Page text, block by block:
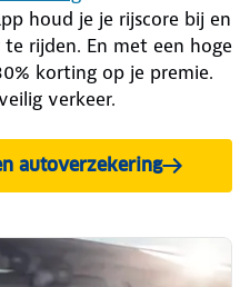
houd je je rijscore bij en
rijden. En met een hoge
korting op je premie.
verkeer.
autoverzekering
en bereken je premie.